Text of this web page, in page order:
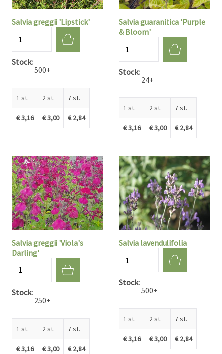
Salvia greggii 'Lipstick'
Stock
500+
1 st.
€ 3,16
2 st.
€ 3,00
7 st.
€ 2,84
Salvia guaranitica 'Purple
& Bloom'
Stock
24+
1 st.
€ 3,16
2 st.
€ 3,00
7 st.
€ 2,84
Salvia greggii 'Viola's
Darling'
Stock
250+
1 st.
€ 3,16
2 st.
€ 3,00
7 st.
€ 2,84
Salvia lavendulifolia
Stock
500+
1 st.
€ 3,16
2 st.
€ 3,00
7 st.
€ 2,84